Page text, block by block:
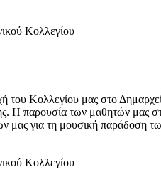
του Κολλεγίου μας στο
Η παρουσία των μαθητών μας
μας για τη μουσική παράδοση